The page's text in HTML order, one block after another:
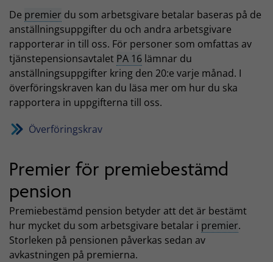
De premier du som arbetsgivare betalar baseras på de
anställningsuppgifter du och andra arbetsgivare
rapporterar in till oss. För personer som omfattas av
tjänstepensionsavtalet PA 16 lämnar du
anställningsuppgifter kring den 20:e varje månad. I
överföringskraven kan du läsa mer om hur du ska
rapportera in uppgifterna till oss.
Överföringskrav
Premier för premiebestämd
pension
Premiebestämd pension betyder att det är bestämt
hur mycket du som arbetsgivare betalar i premier.
Storleken på pensionen påverkas sedan av
avkastningen på premierna.